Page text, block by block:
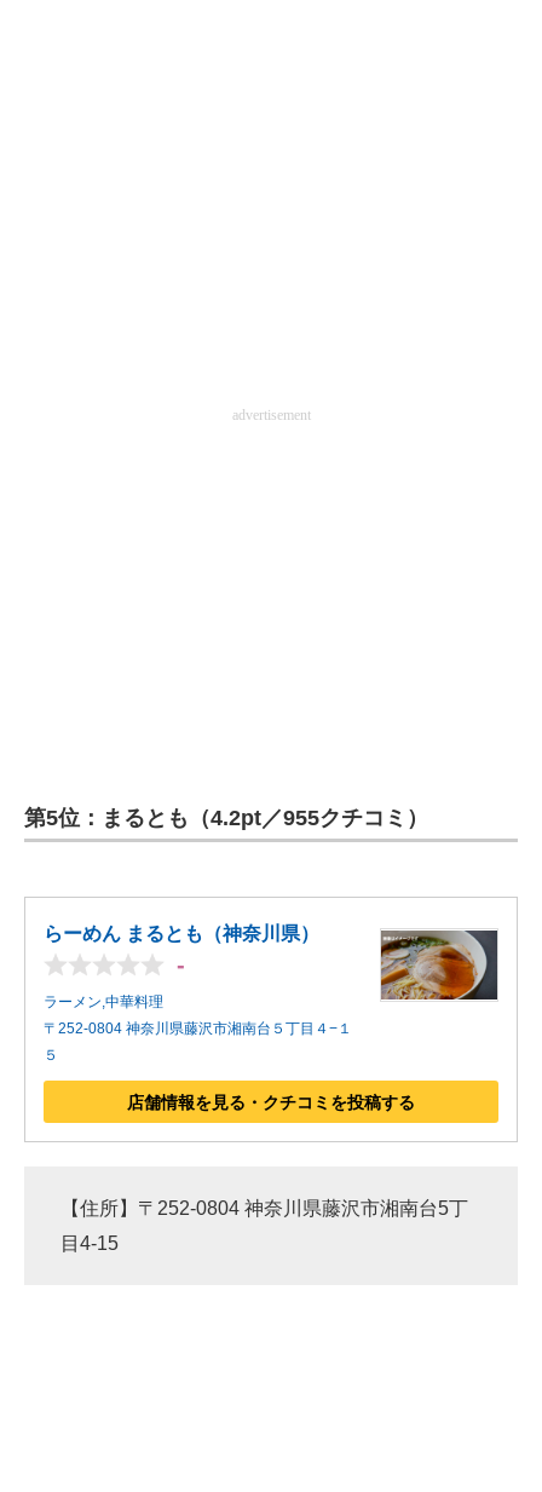
advertisement
第5位：まるとも（4.2pt／955クチコミ）
らーめん まるとも（神奈川県）
-
ラーメン,中華料理
〒252-0804 神奈川県藤沢市湘南台５丁目４−１
５
店舗情報を見る・クチコミを投稿する
【住所】〒252-0804 神奈川県藤沢市湘南台5丁
目4-15